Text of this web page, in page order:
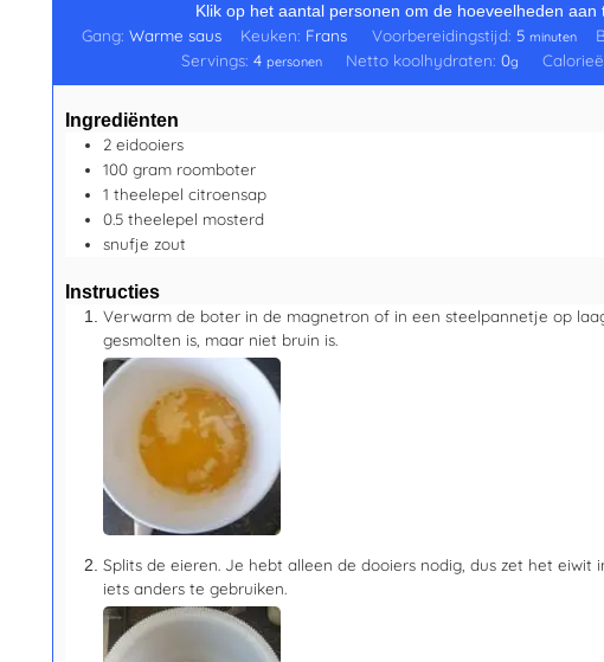
Klik op het aantal personen om de hoeveelheden aan
Gang:Warme saus Keuken: Frans Voorbereidingstijd: 5 minuten
Servings: 4 personen Netto koolhydraten: 0g
Ingrediënten
2 eidooiers
100 gram roomboter
1 theelepel citroensap
0.5 theelepel mosterd
snufje zout
Instructies
Verwarm de boter in de magnetron of in een steelpannetje op
gesmolten is, maar niet bruin is.
Splits de eieren. Je hebt alleen de dooiers nodig, dus zet het eiwit
iets anders te gebruiken.